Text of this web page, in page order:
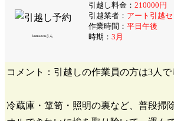
kumazouさん
引越し料金： 210000円
引越業者： アート引越
作業時間： 平日午後
時期： 3月
コメント：引越しの作業員の方は3人
冷蔵庫・箪笥・照明の裏など、普段掃